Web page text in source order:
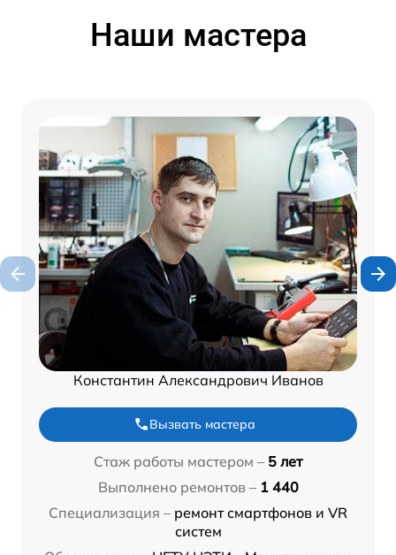
Наши мастера
Константин Александрович Иванов
Вызвать мастера
Стаж работы мастером – 5 лет
Выполнено ремонтов – 1 440
Специализация – ремонт смартфонов и VR
систем